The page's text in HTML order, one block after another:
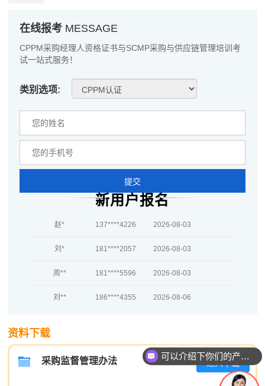
在线报考 MESSAGE
CPPM采购经理人资格证书与SCMP采购与供应链管理培训考
试一站式服务！
类别选项:
提交
新用户报名
陈** 133****9827
李* 181****5562 2026-08-04
139****6485 2026-08-04
何**
蒋*
186****6355 2026-08-04
赵* 137****4226 2026-08-03
刘* 181****2057 2026-08-03
周** 181****5596 2026-08-03
刘** 186****4355 2026-08-06
高** 139****9258 2026-08-05
陈* 186****2741 2026-08-05
资料下载
采购监督管理办法 进入下载
可以介绍下你们的产品么